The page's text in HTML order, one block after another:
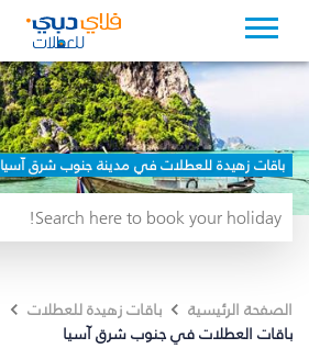
باقات زهيدة للعطلات في مدينة جنوب شرق آسيا
الصفحة الرئيسية
باقات زهيدة للعطلات
باقات العطلات في جنوب شرق آسيا